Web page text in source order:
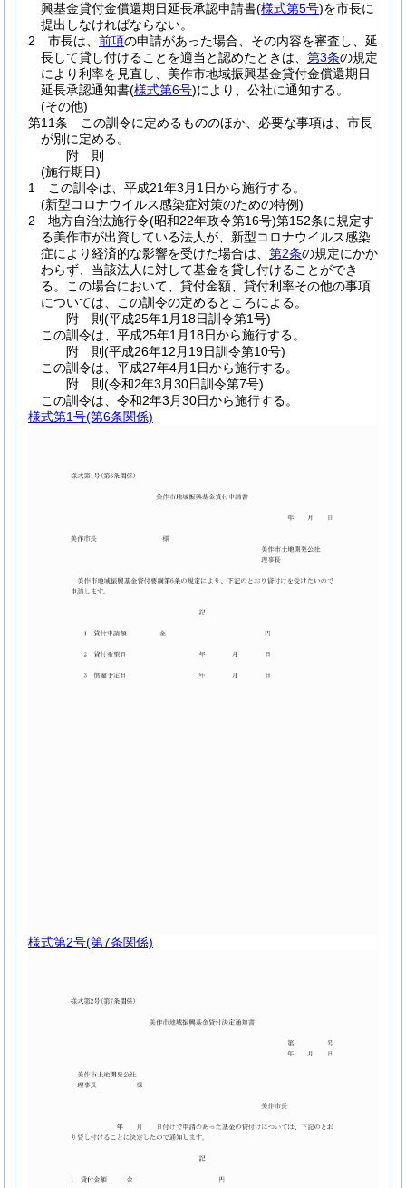
興基金貸付金償還期日延長承認申請書(様式第5号)を市長に
提出しなければならない。
2
市長は、 前項の申請があった場合、その内容を審査し、延
長して貸し付けることを適当と認めたときは、 第3条の規定
により利率を見直し、美作市地域振興基金貸付金償還期日
延長承認通知書(様式第6号)により、公社に通知する。
(その他)
第11条
この訓令に定めるもののほか、必要な事項は、市長
が別に定める。
附 則
(施行期日)
1
この訓令は、平成21年3月1日から施行する。
(新型コロナウイルス感染症対策のための特例)
2
地方自治法施行令(昭和22年政令第16号)第152条に規定す
る美作市が出資している法人が、新型コロナウイルス感染
症により経済的な影響を受けた場合は、 第2条の規定にかか
わらず、当該法人に対して基金を貸し付けることができ
る。
この場合において、貸付金額、貸付利率その他の事項
については、この訓令の定めるところによる。
附 則(平成25年1月18日訓令第1号)
この訓令は、平成25年1月18日から施行する。
附 則(平成26年12月19日訓令第10号)
この訓令は、平成27年4月1日から施行する。
附 則(令和2年3月30日訓令第7号)
この訓令は、令和2年3月30日から施行する。
様式第1号(第6条関係)
様式第2号(第7条関係)